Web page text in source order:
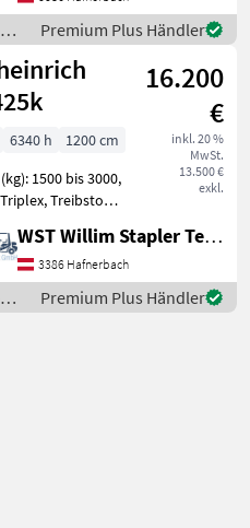
2750mm,
Premium Plus Händler
16.200
€
inkl. 20 %
MwSt.
13.500 €
exkl.
6340 h
1200 cm
1500 bis 3000,
Treibstoff:
/ Elektro 4
2250m
WST Willim Stapler Technik GmbH
3386 Hafnerbach
Premium Plus Händler